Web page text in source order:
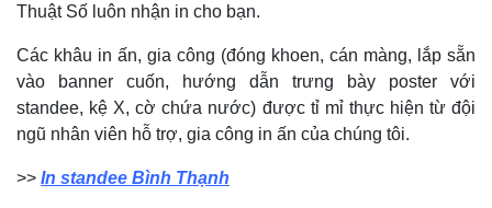
Thuật Số luôn nhận in cho bạn.
Các khâu in ấn, gia công (đóng khoen, cán màng, lắp sẵn
vào banner cuốn, hướng dẫn trưng bày poster với
standee, kệ X, cờ chứa nước) được tỉ mỉ thực hiện từ đội
ngũ nhân viên hỗ trợ, gia công in ấn của chúng tôi.
>> In standee Bình Thạnh